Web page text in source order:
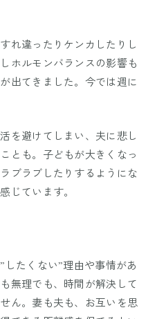
れ違ったりケンカしたりし
ホルモンバランスの影響も
出てきました。今では週に
を避けてしまい、夫に悲し
とも。子どもが大きくなっ
ブラブしたりするようにな
じています。
たくない”理由や事情があ
無理でも、時間が解決して
ん。妻も夫も、お互いを思